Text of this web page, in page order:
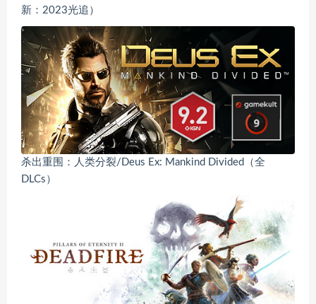
新：2023光追）
杀出重围：人类分裂/Deus Ex: Mankind Divided（全
DLCs）